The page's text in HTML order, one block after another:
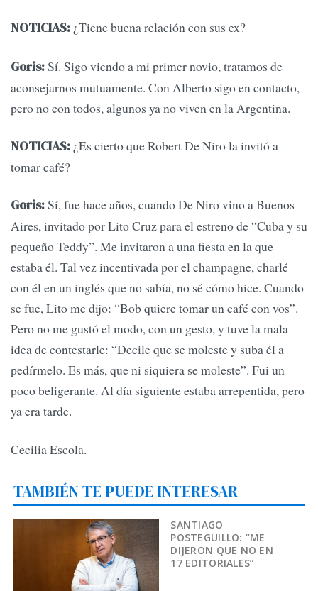
NOTICIAS: ¿Tiene buena relación con sus ex?
Goris:Sí. Sigo viendo a mi primer novio, tratamos de
aconsejarnos mutuamente. Con Alberto sigo en contacto,
pero no con todos, algunos ya no viven en la Argentina.
NOTICIAS: ¿Es cierto que Robert De Niro la invitó a
tomar café?
Goris:Sí, fue hace años, cuando De Niro vino a Buenos
Aires, invitado por Lito Cruz para el estreno de “Cuba y su
pequeño Teddy”. Me invitaron a una fiesta en la que
estaba él. Tal vez incentivada por el champagne, charlé
con él en un inglés que no sabía, no sé cómo hice. Cuando
se fue, Lito me dijo: “Bob quiere tomar un café con vos”.
Pero no me gustó el modo, con un gesto, y tuve la mala
idea de contestarle: “Decile que se moleste y suba él a
pedírmelo. Es más, que ni siquiera se moleste”. Fui un
poco beligerante. Al día siguiente estaba arrepentida, pero
ya era tarde.
Cecilia Escola.
TAMBIÉN TE PUEDE INTERESAR
SANTIAGO
POSTEGUILLO: “ME
DIJERON QUE NO EN
17 EDITORIALES”